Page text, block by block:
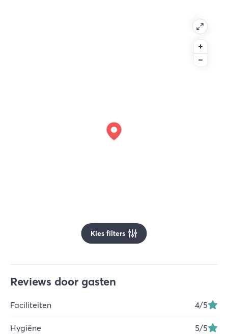
Kies filters
Reviews door gasten
Faciliteiten 4/5
Hygiëne 5/5